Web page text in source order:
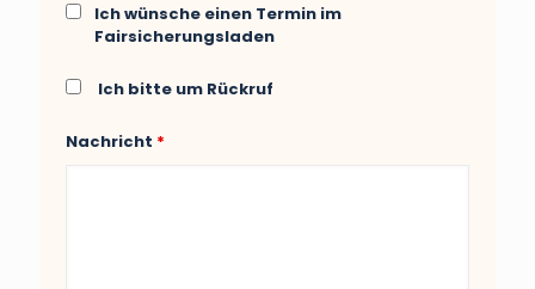
Ich wünsche einen Termin im
Fairsicherungsladen
Ich bitte um Rückruf
Nachricht *